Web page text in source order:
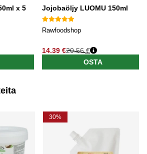
x 5
Jojobaöljy LUOMU 150ml
Rawfoodshop
14.39 €20.56 €
OSTA
30%